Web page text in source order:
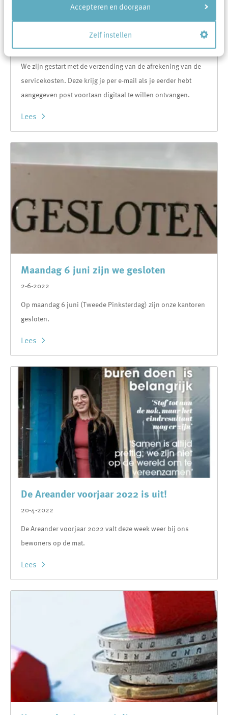
Accepteren en doorgaan
Zelf instellen
Afrekening servicekosten nu ook digitaal
13-6-2022
We zijn gestart met de verzending van de afrekening van de
servicekosten. Deze krijg je per e-mail als je eerder hebt
aangegeven post voortaan digitaal te willen ontvangen.
Lees
Maandag 6 juni zijn we gesloten
2-6-2022
Op maandag 6 juni (Tweede Pinksterdag) zijn onze kantoren
gesloten.
Lees
De Areander voorjaar 2022 is uit!
20-4-2022
De Areander voorjaar 2022 valt deze week weer bij ons
bewoners op de mat.
Lees